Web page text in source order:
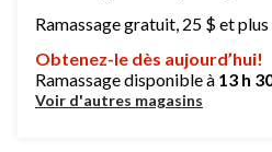
Ramassage gratuit, 25 $ et
Obtenez-le dès aujourd’hui!
Ramassage disponible à 13 h
Voir d'autres magasins